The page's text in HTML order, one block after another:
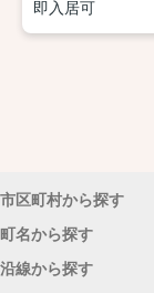
即入居可
市区町村から探す
町名から探す
沿線から探す